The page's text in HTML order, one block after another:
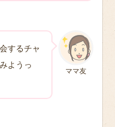
ママ友
するチャ
ようっ